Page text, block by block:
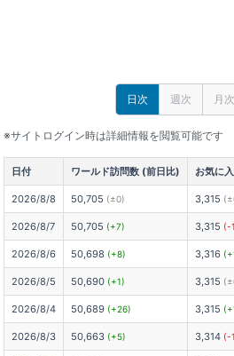
日次 週次 月次
※サイトログイン時は詳細情報を閲覧可能です
日付 ワールド訪問数 (前日比) お気に
2026/8/8 50,705 (±0) 3,315
2026/8/7 50,705 (+7) 3,315 (-
2026/8/6 50,698 (+8) 3,316
2026/8/5 50,690 (+1) 3,315
2026/8/4 50,689 (+26) 3,315
2026/8/3 50,663 (+5) 3,314 (-